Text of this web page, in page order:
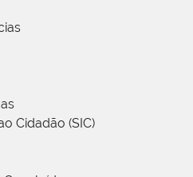
Cidadão (SIC)